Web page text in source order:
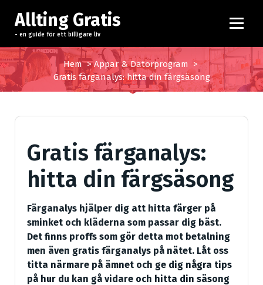
p
a
t
i
Allting Gratis
- en guide för ett billigare liv
Hem>Appar & Datorprogram >
Gratis färganalys: hitta din färgsäsong
Gratis färganalys:
hitta din färgsäsong
Färganalys hjälper dig att hitta färger på
sminket och kläderna som passar dig bäst.
Det finns proffs som gör detta mot betalning
men även gratis färganalys på nätet. Låt oss
titta närmare på ämnet och ge dig några tips
på hur du kan gå vidare och hitta din säsong